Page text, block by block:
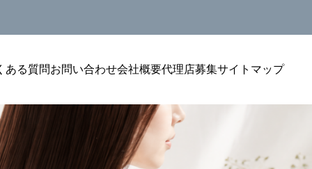
ある質問お問い合わせ会社概要代理店募集サイトマップ
美容室単価アップ